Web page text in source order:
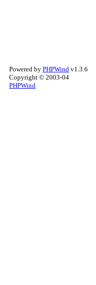
Powered by PHPWind v1.3.6
Copyright © 2003-04
PHPWind